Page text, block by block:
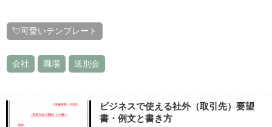
💘可愛いテンプレート
会社 職場 送別会
ビジネスで使える社外（取引先）要望
書・例文と書き方